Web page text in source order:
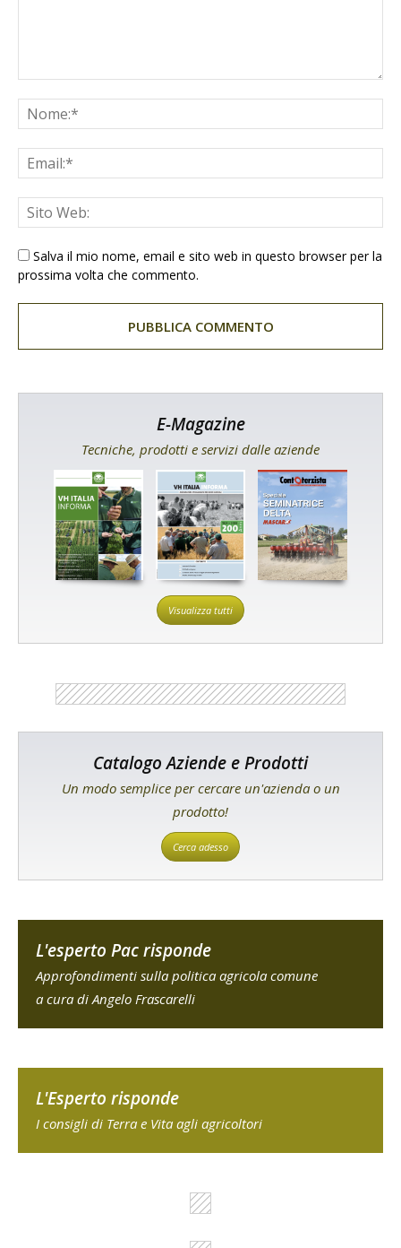
Salva il mio nome, email e sito web in questo browser per la
prossima volta che commento.
E-Magazine
Tecniche, prodotti e servizi dalle aziende
Visualizza tutti
Catalogo Aziende e Prodotti
Un modo semplice per cercare un'azienda o un
prodotto!
Cerca adesso
L'esperto Pac risponde
Approfondimenti sulla politica agricola comune
a cura di Angelo Frascarelli
L'Esperto risponde
I consigli di Terra e Vita agli agricoltori